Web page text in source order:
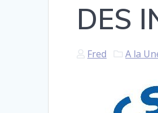
DES
Fred A la